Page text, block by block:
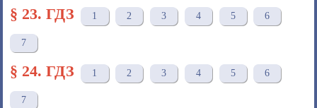
§ 23. ГДЗ 1 2 3 4 5 6
7
§ 24. ГДЗ 1 2 3 4 5 6
7